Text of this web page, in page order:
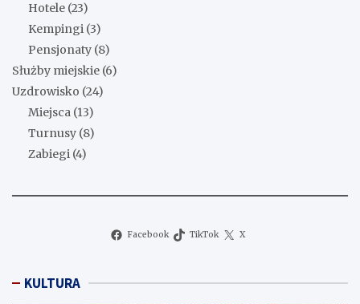
Hotele (23)
Kempingi (3)
Pensjonaty (8)
Służby miejskie (6)
Uzdrowisko (24)
Miejsca (13)
Turnusy (8)
Zabiegi (4)
Facebook TikTok X
KULTURA